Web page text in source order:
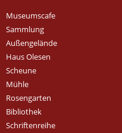
Museumscafe
Sammlung
Außengelände
Haus Olesen
Scheune
Mühle
Rosengarten
Bibliothek
Schriftenreihe